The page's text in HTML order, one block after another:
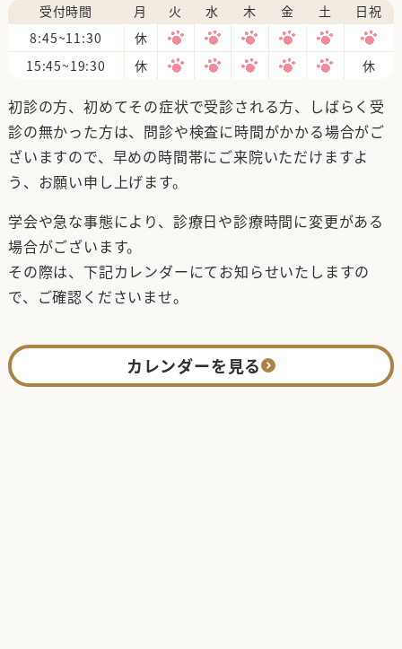
受付時間 月 火 水 木 金 土
日祝
8:45~11:30
休
15:45~19:30
休 休
初診の方、初めてその症状で受診される方、しばらく受
診の無かった方は、問診や検査に時間がかかる場合がご
ざいますので、早めの時間帯にご来院いただけますよ
う、お願い申し上げます。
学会や急な事態により、診療日や診療時間に変更がある
場合がございます。
その際は、下記カレンダーにてお知らせいたしますの
で、ご確認くださいませ。
カレンダーを見る